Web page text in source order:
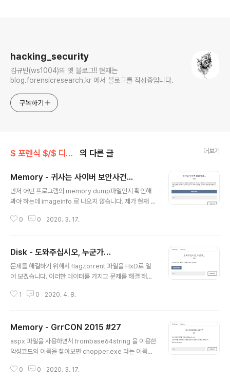
hacking_security
김규빈(ws1004)의 옛 블로그!! 현재는
blog.forensicresearch.kr 에서 블로그를 작성중입니다.
구독하기
$ 포렌식 $/$ 디지털 포렌식 with CTF $ 의 다른 글 더보기
Memory - 귀사는 사이버 보안사건...
먼저 어떤 프로그램의 memory dump파일인지 확인해
봐야 하는데 imageinfo 로 나오지 않습니다. 제가 현재 보
s 관련 profile 입니다. 아마도 리눅스 관련 운영체제 의
한번 확인해 보겠습니다. debian 운영체제인 것을 알 수
있습니다. debian 운영체제에는 버전이 존재하는데 버전
마다 이름이 다 다릅니다. 위 사진 링크 : https://www.de
tato, woody, sarge, etch, lenny, squeez..
0 0 2020. 3. 17.
Disk - 도와주십시오, 누군가…
문제를 해결하기 위해서 flag.torrent 파일을 HxD로 열
어 보겠습니다. 이러한 데이터를 가지고 문제를 해결 해야
니다. 공유 파일 크기 : lengthi 28 e4 piece 조각의 크
알 수 있습니다. piece 조각의 개수는 14개 인것을 확인
할 수 있습니다. 그리고 pieces280 를 보아 암호화 해서
전달하는 데이터의 크기는 280byte라는 것을 알 수 있습
다. 해당 데이터가 총 14조각이 되어야 하기 때문에 1조각
1 0 2020. 4. 8.
Memory - GrrCON 2015 #27
aspx 파일을 사용하면서 frombase64string 을 이용한
악성코드의 이름을 찾아보면 chopper.exe 라는 이름을
입력해 보면 아래와 같은 사이트를 확인해 볼 수 있습니다.
0 0 2020. 3. 17.